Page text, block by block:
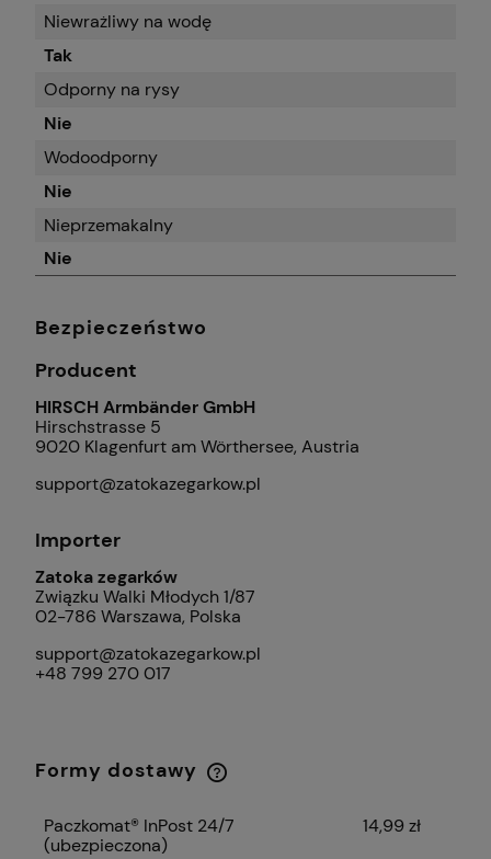
Niewrażliwy na wodę
Tak
Odporny na rysy
Nie
Wodoodporny
Nie
Nieprzemakalny
Nie
Bezpieczeństwo
Producent
HIRSCH Armbänder GmbH
Hirschstrasse 5
9020 Klagenfurt am Wörthersee, Austria
support@zatokazegarkow.pl
Importer
Zatoka zegarków
Związku Walki Młodych 1/87
02-786 Warszawa, Polska
support@zatokazegarkow.pl
+48 799 270 017
Formy dostawy
Cena nie zawiera ewentualnych kosztów
Paczkomat® InPost 24/7
(ubezpieczona)
14,99 zł